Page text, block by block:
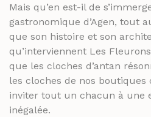
Mais qu’en est-il de
gastronomique d’Agen, tout
que son histoire et son
qu’interviennent Les
que les cloches d’antan
les cloches de nos
inviter tout un chacun à une
inégalée.